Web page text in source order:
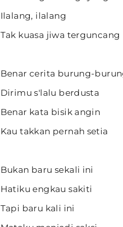
Ilalang, ilalang
Tak kuasa jiwa terguncang
Benar cerita burung-
Dirimu s'lalu berdusta
Benar kata bisik angin
Kau takkan pernah setia
Bukan baru sekali ini
Hatiku engkau sakiti
Tapi baru kali ini